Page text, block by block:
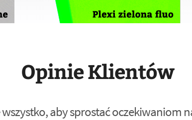
Opinie Klientów
aby sprostać oczekiwaniom